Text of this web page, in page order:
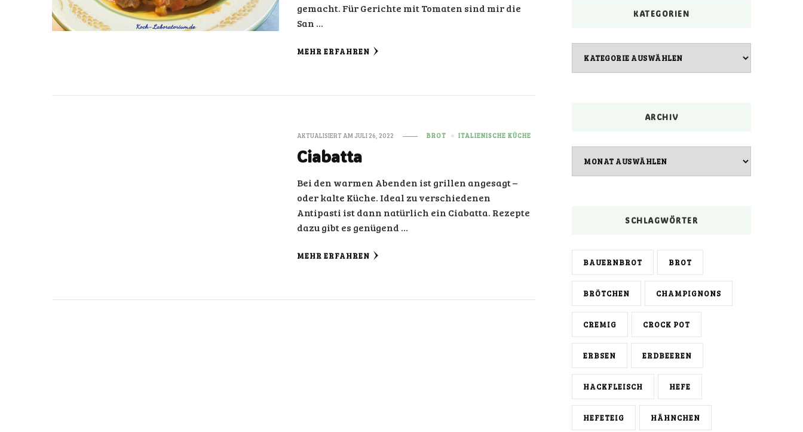
gemacht. Für Gerichte mit Tomaten sind mir die
San …
MEHR ERFAHREN
AKTUALISIERT AMJULI 26, 2022 BROT ITALIENISCHE KÜCHE
Ciabatta
Bei den warmen Abenden ist grillen angesagt –
oder kalte Küche. Ideal zu verschiedenen
Antipasti ist dann natürlich ein Ciabatta. Rezepte
dazu gibt es genügend …
MEHR ERFAHREN
KATEGORIEN
ARCHIV
SCHLAGWÖRTER
BAUERNBROT BROT
BRÖTCHEN CHAMPIGNONS
CREMIG CROCK POT
ERBSEN ERDBEEREN
HACKFLEISCH HEFE
HEFETEIG HÄHNCHEN